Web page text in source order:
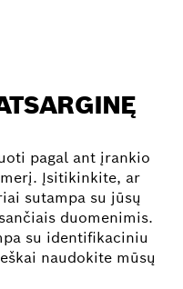
pagal ant įrankio
Įsitikinkite, ar
sutampa su jūsų
duomenimis.
su identifikaciniu
naudokite mūsų